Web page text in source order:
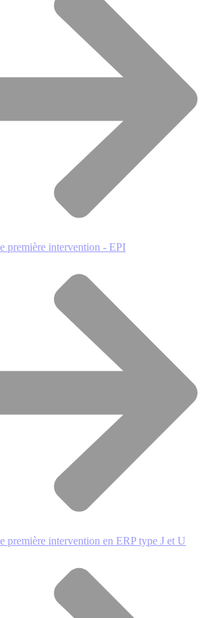
première intervention - EPI
première intervention en ERP type J et U